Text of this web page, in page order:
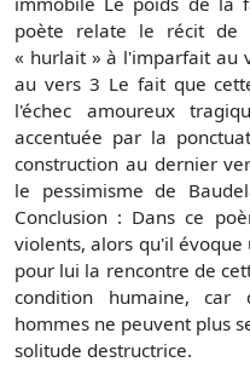
poète relate le récit de
« hurlait » à l'imparfait au
au vers 3 Le fait que
l'échec amoureux
accentuée par la
construction au dernier
le pessimisme de
Conclusion : Dans ce
violents, alors qu'il évoque
pour lui la rencontre de
condition humaine,
hommes ne peuvent plus
solitude destructrice.